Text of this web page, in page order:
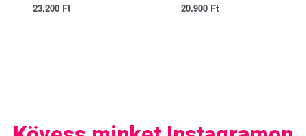
23.200 Ft 20.900 Ft